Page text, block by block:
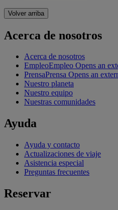
Volver arriba
Acerca de nosotros
Acerca de nosotros
EmpleoEmpleo Opens an
PrensaPrensa Opens an
Nuestro planeta
Nuestro equipo
Nuestras comunidades
Ayuda
Ayuda y contacto
Actualizaciones de viaje
Asistencia especial
Preguntas frecuentes
Reservar